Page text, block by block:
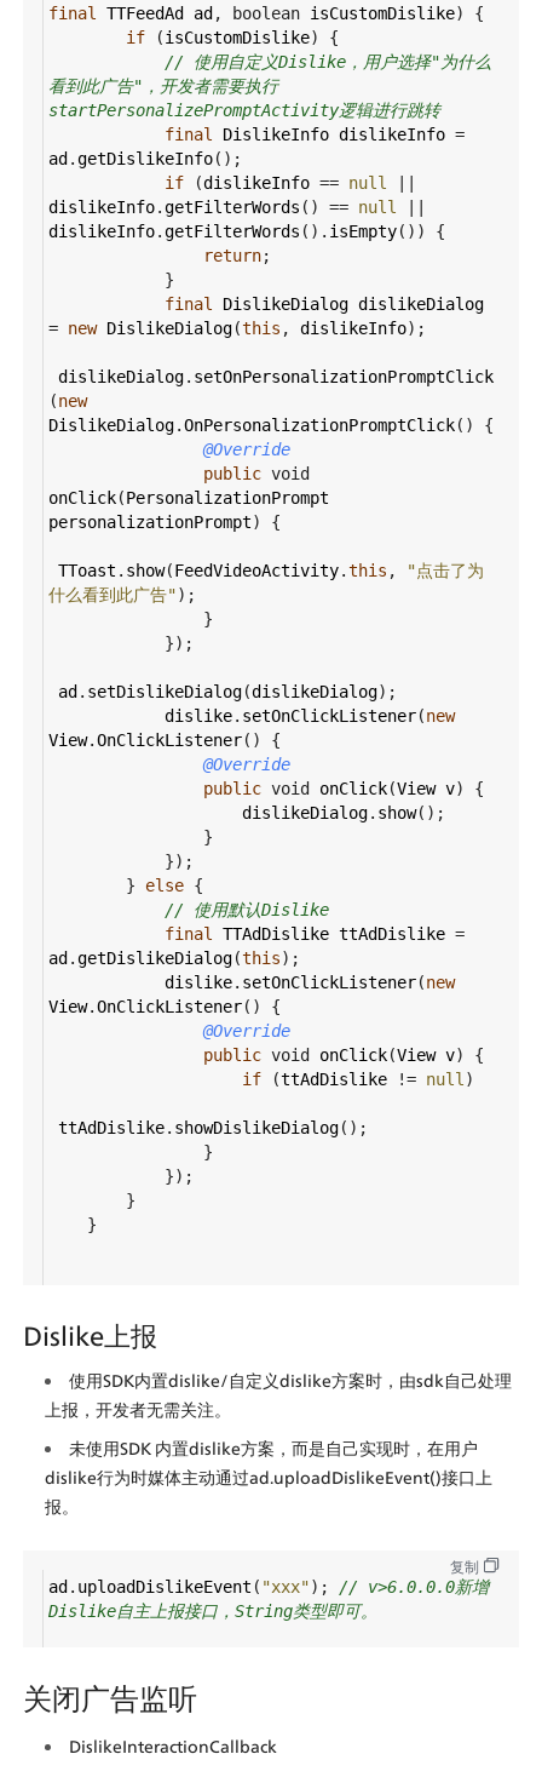
final
TTFeedAd ad , boolean isCustomDislike) {
if (isCustomDislike) {
// 使用自定义Dislike，用户选择"为什么
看到此广告"，开发者需要执行
startPersonalizePromptActivity逻辑进行跳转
final
DislikeInfo dislikeInfo =
ad .getDislikeInfo();
if (dislikeInfo == null
dislikeInfo.getFilterWords () == null
dislikeInfo.getFilterWords (). isEmpty()) {
return;
}
final
DislikeDialog dislikeDialog
= new DislikeDialog(this , dislikeInfo);
dislikeDialog. setOnPersonalizationPromptClick
(new
DislikeDialog.OnPersonalizationPromptClick() {
@Override
public void
onClick(PersonalizationPrompt
personalizationPrompt) {
TToast . show(FeedVideoActivity.this ,
"点击了为
什么看到此广告");
}
});
ad . setDislikeDialog(dislikeDialog);
dislike. setOnClickListener(new
View.OnClickListener() {
@Override
public void onClick(View v) {
dislikeDialog. show();
}
});
} else {
// 使用默认Dislike
final
TTAdDislike ttAdDislike =
ad .getDislikeDialog(this);
dislike. setOnClickListener(new
View.OnClickListener() {
@Override
public void onClick(View v) {
if (ttAdDislike != null )
ttAdDislike. showDislikeDialog();
}
});
}
}
Dislike上报
使用SDK内置dislike/自定义dislike方案时，由sdk自己处理
上报，开发者无需关注。
未使用SDK 内置dislike方案，而是自己实现时，在用户
dislike行为时媒体主动通过ad.uploadDislikeEvent()接口上
报。
复制
ad . uploadDislikeEvent ( "xxx"); // v>6.0.0.0新增
Dislike自主上报接口，String类型即可。
关闭广告监听
DislikeInteractionCallback